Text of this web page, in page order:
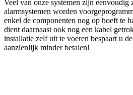
Veel van onze systemen zijn eenvoudig
alarmsystemen worden
enkel de componenten nog op hoeft te
dient daarnaast ook nog een kabel
installatie zelf uit te voeren bespaart u
aanzienlijk minder betalen!